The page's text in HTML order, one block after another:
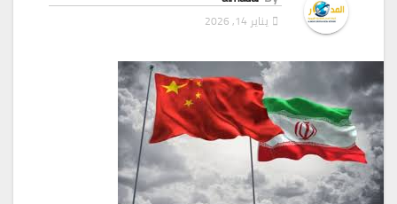
يناير 14, 2026